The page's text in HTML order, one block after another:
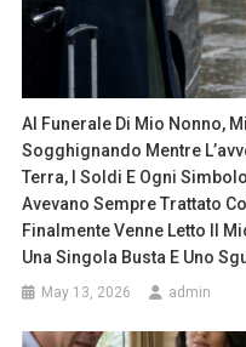
Al Funerale Di Mio Nonno,
Sogghignando Mentre
Terra, I Soldi E Ogni
Avevano Sempre Trattato
Finalmente Venne Letto Il
Una Singola Busta E Uno
May 13, 2026 admin